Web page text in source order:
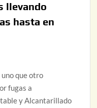
llevando
hasta en
que otro
fugas a
y Alcantarillado